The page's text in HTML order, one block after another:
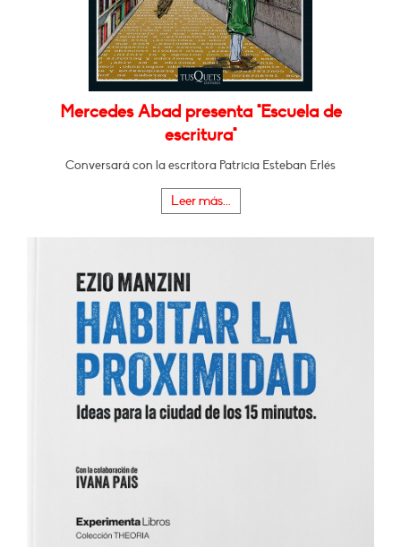
Mercedes Abad presenta "Escuela de
escritura"
Conversará con la escritora Patricia Esteban Erlés
Leer más...